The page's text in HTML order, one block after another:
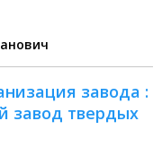
завода :
завод твердых